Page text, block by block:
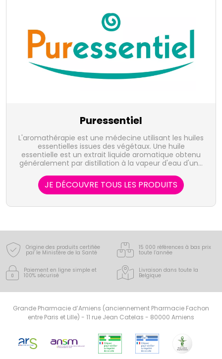
Puressentiel
L'aromathérapie est une médecine utilisant les huiles
essentielles issues des végétaux. Une huile
essentielle est un extrait liquide aromatique obtenu
généralement par distillation à la vapeur d'eau d'une
représente la quintessence de la plante, sous forme
de concentré, riche d'une très grande variété de
substances actives. Le laboratoire Puressentiel
propose 41 huiles essentielles, 100% pures et
bien-être au quotidien pour toute la famille.
JE DÉCOUVRE TOUS LES PRODUITS
Origine des produits certifiée
par le Ministère de la Santé
15 000 références à bas prix
toute l’année
Paiement en ligne simple et
100% sécurisé
Livraison dans toute la
Belgique
Grande Pharmacie d’Amiens (anciennement Pharmacie Fachon
entre Paris et Lille) - 11 rue Jean Catelas - 80000 Amiens